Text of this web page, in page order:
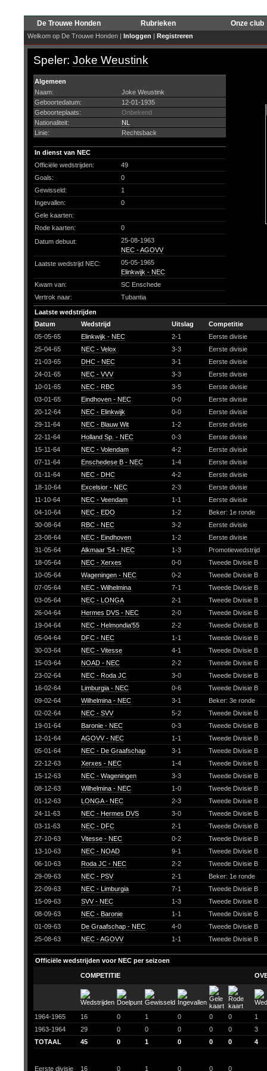
De Trouwe Honden Rubrieken Onze club
Welkom op De Trouwe Honden | Inloggen | Registreren
Speler: Joke Weustink
Algemeen
Naam:
Joke Weustink
Geboortedatum:
12-01-1935
Geboorteplaats:
Onbekend
Nationaliteit:
NL
Linie:
Rechtsback
In dienst van NEC
Officiële wedstrijden:
49
Goals:
0
Gewisseld:
1
Ingevallen:
0
Gele kaarten:
Rode kaarten:
0
Datum debuut:
25-08-1963
NEC - AGOVV
Laatste wedstrijd NEC:
05-05-1965
Elinkwijk - NEC
Kwam van:
SC Enschede
Vertrok naar:
Tubantia
Laatste wedstrijden
Datum
Wedstrijd Uitslag
Competitie
05-05-65
Elinkwijk - NEC 2-1
Eerste divisie
25-04-65
NEC - Velox 3-3
Eerste divisie
21-03-65
DHC - NEC 3-1
Eerste divisie
24-01-65
NEC - VVV 3-3
Eerste divisie
10-01-65
NEC - RBC 3-5
Eerste divisie
03-01-65
Eindhoven - NEC 0-0
Eerste divisie
20-12-64
NEC - Elinkwijk 0-0
Eerste divisie
29-11-64
NEC - Blauw Wit 1-2
Eerste divisie
22-11-64
Holland Sp. - NEC 0-3
Eerste divisie
15-11-64
NEC - Volendam 4-2
Eerste divisie
07-11-64
Enschedese B - NEC 1-4
Eerste divisie
01-11-64
NEC - DHC 4-2
Eerste divisie
18-10-64
Excelsior - NEC 2-3
Eerste divisie
11-10-64
NEC - Veendam 1-1
Eerste divisie
04-10-64
NEC - EDO 1-2
Beker: 1e ronde
30-08-64
RBC - NEC 3-2
Eerste divisie
23-08-64
NEC - Eindhoven 1-2
Eerste divisie
31-05-64
Alkmaar '54 - NEC 1-3
Promotiewedstrijd
18-05-64
NEC - Xerxes 0-0
Tweede Divisie B
10-05-64
Wageningen - NEC 0-2
Tweede Divisie B
07-05-64
NEC - Wilhelmina 7-1
Tweede Divisie B
03-05-64
NEC - LONGA 2-1
Tweede Divisie B
26-04-64
Hermes DVS - NEC 2-0
Tweede Divisie B
19-04-64
NEC - Helmondia'55 2-2
Tweede Divisie B
05-04-64
DFC - NEC 1-1
Tweede Divisie B
30-03-64
NEC - Vitesse 4-1
Tweede Divisie B
15-03-64
NOAD - NEC 2-2
Tweede Divisie B
23-02-64
NEC - Roda JC 3-0
Tweede Divisie B
16-02-64
Limburgia - NEC 0-6
Tweede Divisie B
09-02-64
Wilhelmina - NEC 3-1
Beker: 3e ronde
02-02-64
NEC - SVV 5-2
Tweede Divisie B
19-01-64
Baronie - NEC 0-3
Tweede Divisie B
12-01-64
AGOVV - NEC 1-1
Tweede Divisie B
05-01-64
NEC - De Graafschap 3-1
Tweede Divisie B
22-12-63
Xerxes - NEC 1-4
Tweede Divisie B
15-12-63
NEC - Wageningen 3-3
Tweede Divisie B
08-12-63
Wilhelmina - NEC 1-0
Tweede Divisie B
01-12-63
LONGA - NEC 2-3
Tweede Divisie B
24-11-63
NEC - Hermes DVS 3-0
Tweede Divisie B
03-11-63
NEC - DFC 2-1
Tweede Divisie B
27-10-63
Vitesse - NEC 0-2
Tweede Divisie B
13-10-63
NEC - NOAD 9-1
Tweede Divisie B
06-10-63
Roda JC - NEC 2-2
Tweede Divisie B
29-09-63
NEC - PSV 2-1
Beker: 1e ronde
22-09-63
NEC - Limburgia 7-1
Tweede Divisie B
15-09-63
SVV - NEC 1-3
Tweede Divisie B
08-09-63
NEC - Baronie 1-1
Tweede Divisie B
01-09-63
De Graafschap - NEC 4-0
Tweede Divisie B
25-08-63
NEC - AGOVV 1-1 Tweede Divisie B
Officiële wedstrijden voor NEC per seizoen
COMPETITIE
1964-1965 16 0 1 0 0 0
1
1963-1964
29 0 0 0 0 0
3
TOTAAL
45 0 1 0 0 0 4
Eerste divisie 16 0 1 0 0 0